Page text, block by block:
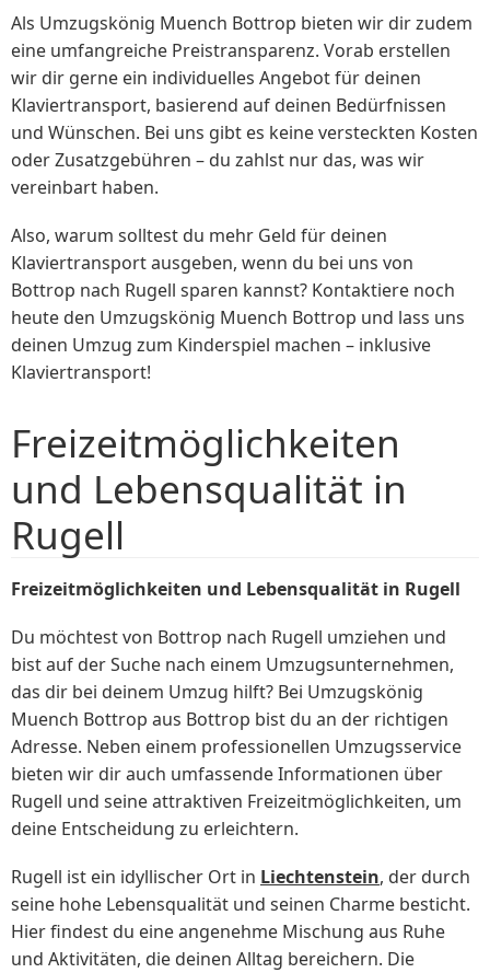
Als Umzugskönig Muench Bottrop bieten wir dir zudem
eine umfangreiche Preistransparenz. Vorab erstellen
wir dir gerne ein individuelles Angebot für deinen
Klaviertransport, basierend auf deinen Bedürfnissen
und Wünschen. Bei uns gibt es keine versteckten Kosten
oder Zusatzgebühren – du zahlst nur das, was wir
vereinbart haben.
Also, warum solltest du mehr Geld für deinen
Klaviertransport ausgeben, wenn du bei uns von
Bottrop nach Rugell sparen kannst? Kontaktiere noch
heute den Umzugskönig Muench Bottrop und lass uns
deinen Umzug zum Kinderspiel machen – inklusive
Klaviertransport!
Freizeitmöglichkeiten
und Lebensqualität in
Rugell
Freizeitmöglichkeiten und Lebensqualität in Rugell
Du möchtest von Bottrop nach Rugell umziehen und
bist auf der Suche nach einem Umzugsunternehmen,
das dir bei deinem Umzug hilft? Bei Umzugskönig
Muench Bottrop aus Bottrop bist du an der richtigen
Adresse. Neben einem professionellen Umzugsservice
bieten wir dir auch umfassende Informationen über
Rugell und seine attraktiven Freizeitmöglichkeiten, um
deine Entscheidung zu erleichtern.
Rugell ist ein idyllischer Ort in Liechtenstein, der durch
seine hohe Lebensqualität und seinen Charme besticht.
Hier findest du eine angenehme Mischung aus Ruhe
und Aktivitäten, die deinen Alltag bereichern. Die